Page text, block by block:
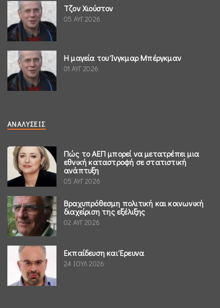
Τζον Χιούστον
05 ΑΥΓ 2026
Η μαγεία του Ίνγκμαρ Μπέργκμαν
01 ΑΥΓ 2026
ΑΝΑΛΎΣΕΙΣ
Πώς το ΑΕΠ μπορεί να μετατρέπει μια
εθνική καταστροφή σε στατιστική
ανάπτυξη
05 ΑΥΓ 2026
Βραχυπρόθεσμη πολιτική και κοινωνική
διαχείριση της εξέλιξης
02 ΑΥΓ 2026
Εκπαίδευση και Έρευνα
24 ΙΟΥΛ 2026